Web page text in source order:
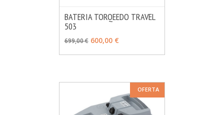
AÑADIR
BATERIA TORQEEDO TRAVEL
503
699,00 € 600,00 €
OFERTA